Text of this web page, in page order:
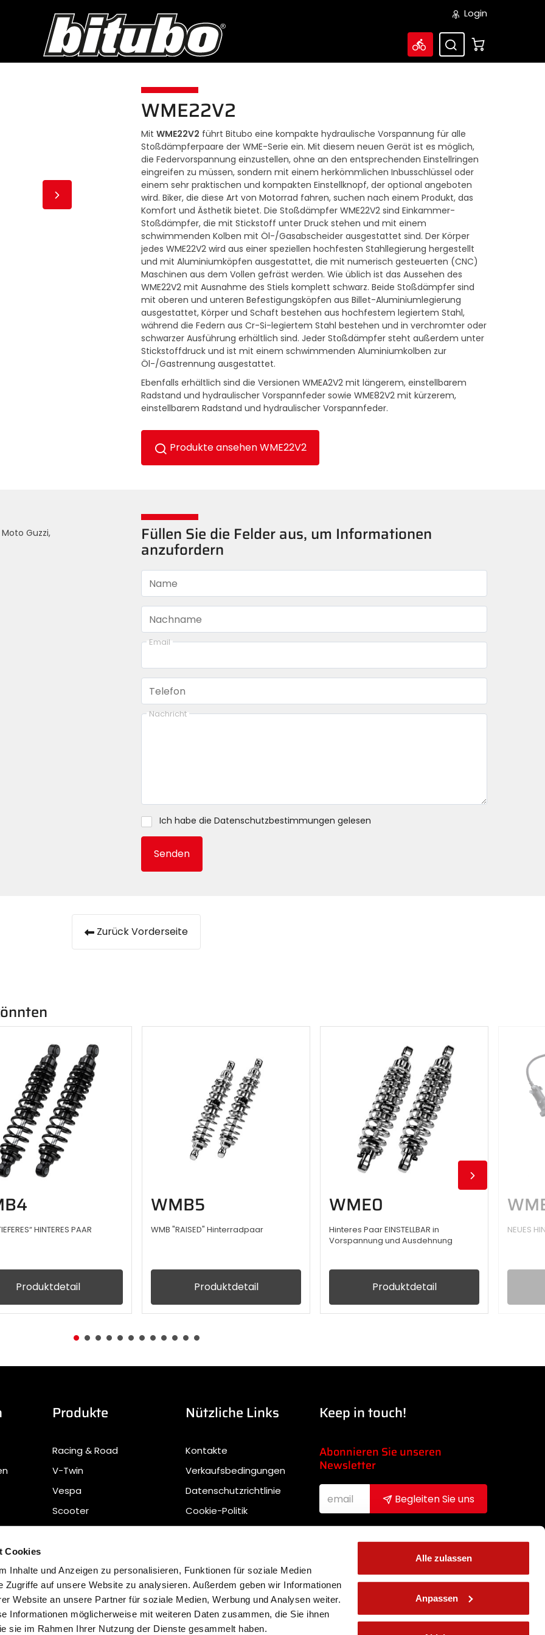
Cookies
Inhalte und Anzeigen zu personalisieren, Funktionen für soziale Medien
Zugriffe auf unsere Website zu analysieren. Außerdem geben wir Informationen
Website an unsere Partner für soziale Medien, Werbung und Analysen weiter.
Informationen möglicherweise mit weiteren Daten zusammen, die Sie ihnen
sie im Rahmen Ihrer Nutzung der Dienste gesammelt haben.
Alle zulassen
Anpassen
Login
WME22V2
Mit WME22V2 führt Bitubo eine kompakte hydraulische Vorspannung für alle
Stoßdämpferpaare der WME-Serie ein. Mit diesem neuen Gerät ist es möglich,
die Federvorspannung einzustellen, ohne an den entsprechenden Einstellringen
eingreifen zu müssen, sondern mit einem herkömmlichen Inbusschlüssel oder
einem sehr praktischen und kompakten Einstellknopf, der optional angeboten
wird. Biker, die diese Art von Motorrad fahren, suchen nach einem Produkt, das
Komfort und Ästhetik bietet. Die Stoßdämpfer WME22V2 sind Einkammer-
Stoßdämpfer, die mit Stickstoff unter Druck stehen und mit einem
schwimmenden Kolben mit Öl-/Gasabscheider ausgestattet sind. Der Körper
jedes WME22V2 wird aus einer speziellen hochfesten Stahllegierung hergestellt
und mit Aluminiumköpfen ausgestattet, die mit numerisch gesteuerten (CNC)
Maschinen aus dem Vollen gefräst werden. Wie üblich ist das Aussehen des
WME22V2 mit Ausnahme des Stiels komplett schwarz. Beide Stoßdämpfer sind
mit oberen und unteren Befestigungsköpfen aus Billet-Aluminiumlegierung
ausgestattet, Körper und Schaft bestehen aus hochfestem legiertem Stahl,
während die Federn aus Cr-Si-legiertem Stahl bestehen und in verchromter oder
schwarzer Ausführung erhältlich sind. Jeder Stoßdämpfer steht außerdem unter
Stickstoffdruck und ist mit einem schwimmenden Aluminiumkolben zur
Öl-/Gastrennung ausgestattet.
Ebenfalls erhältlich sind die Versionen WMEA2V2 mit längerem, einstellbarem
Radstand und hydraulischer Vorspannfeder sowie WME82V2 mit kürzerem,
einstellbarem Radstand und hydraulischer Vorspannfeder.
Produkte ansehen WME22V2
Guzzi,
Füllen Sie die Felder aus, um Informationen
anzufordern
Name
Nachname
Email
Telefon
Nachricht
Ich habe die Datenschutzbestimmungen gelesen
Senden
Zurück Vorderseite
HINTERES PAAR
Produktdetail
WMB5
WMB "RAISED" Hinterradpaar
Produktdetail
WME0
Hinteres Paar EINSTELLBAR in
Vorspannung und Ausdehnung
Produktdetail
NEUES
Produkte
Racing & Road
V-Twin
Vespa
Scooter
Nützliche Links
Kontakte
Verkaufsbedingungen
Datenschutzrichtlinie
Cookie-Politik
Barrierefreiheit
Herunterladen
Keep in touch!
Abonnieren Sie unseren
Newsletter
Begleiten Sie uns
Datenschutzbestimmungen gelesen
habe, stimme ich dem Erhalt des